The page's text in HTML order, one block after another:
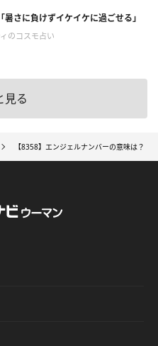
暑さに負けずイケイケに過ごせる」
のコスモ占い
見る
【8358】エンジェルナンバーの意味は？